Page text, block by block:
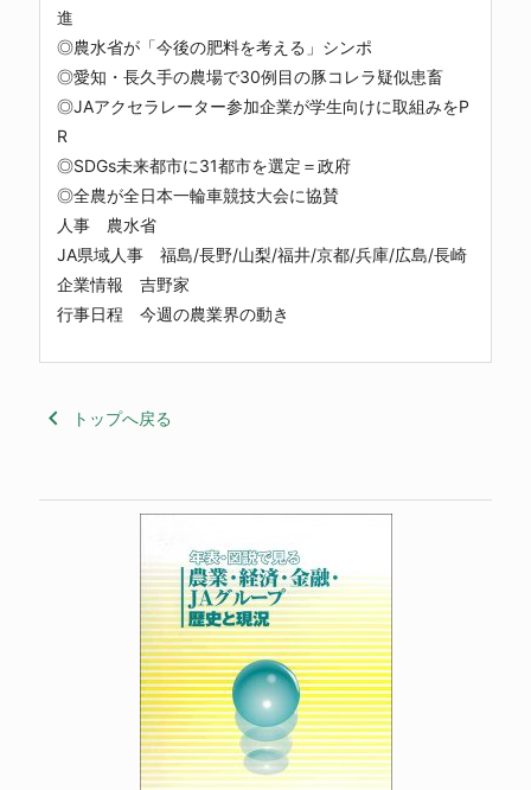
進
◎農水省が「今後の肥料を考える」シンポ
◎愛知・長久手の農場で30例目の豚コレラ疑似患畜
◎JAアクセラレーター参加企業が学生向けに取組みをP
R
◎SDGs未来都市に31都市を選定＝政府
◎全農が全日本一輪車競技大会に協賛
人事 農水省
JA県域人事 福島/長野/山梨/福井/京都/兵庫/広島/長崎
企業情報 吉野家
行事日程 今週の農業界の動き
keyboard_arrow_left トップへ戻る